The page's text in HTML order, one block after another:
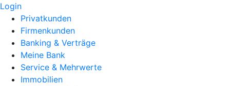
Login
Privatkunden
Firmenkunden
Banking & Verträge
Meine Bank
Service & Mehrwerte
Immobilien